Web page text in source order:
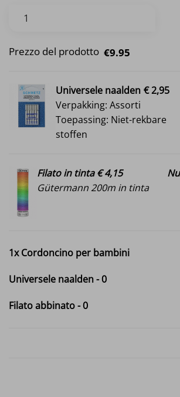
Prezzo del prodotto €9.95
Universele naalden € 2,95
Verpakking: Assorti
Toepassing: Niet-rekbare
stoffen
Filato in tinta € 4,15
Gütermann 200m in tinta
1xCordoncino per bambini
Universele naalden-0
Filato abbinato-0